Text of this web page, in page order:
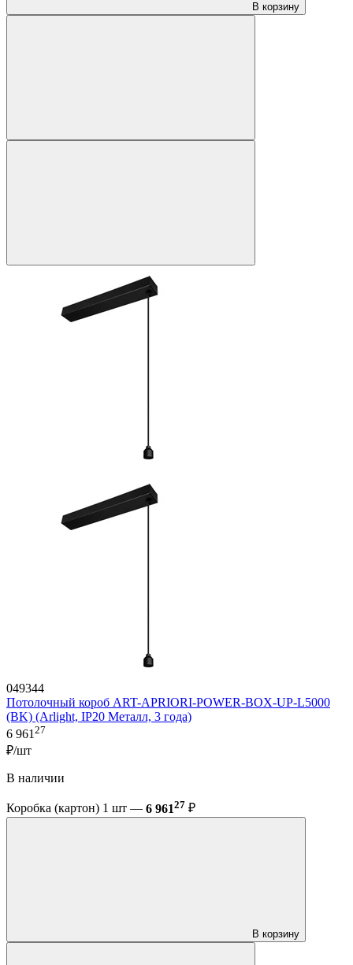
В корзину
049344
Потолочный короб ART-APRIORI-POWER-BOX-UP-L5000
(BK) (Arlight, IP20 Металл, 3 года)
6 96127
₽/шт
В наличии
Коробка (картон) 1 шт — 6 96127 ₽
В корзину